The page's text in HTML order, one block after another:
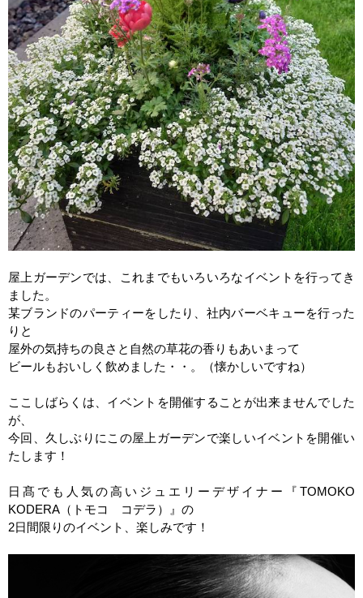
屋上ガーデンでは、これまでもいろいろなイベントを行ってき
ました。
某ブランドのパーティーをしたり、社内バーベキューを行った
りと
屋外の気持ちの良さと自然の草花の香りもあいまって
ビールもおいしく飲めました・・。（懐かしいですね）
ここしばらくは、イベントを開催することが出来ませんでした
が、
今回、久しぶりにこの屋上ガーデンで楽しいイベントを開催い
たします！
日髙でも人気の高いジュエリーデザイナー『 TOMOKO
KODERA （トモコ コデラ）』の
2日間限りのイベント、楽しみです！